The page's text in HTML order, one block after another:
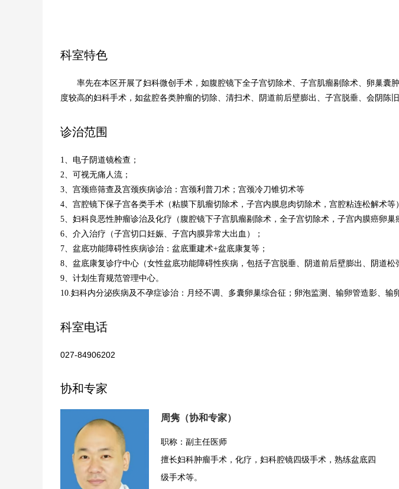
科室特色
率先在本区开展了妇科微创手术，如腹腔镜下全子宫切除术、子宫肌瘤剔除术、卵巢
度较高的妇科手术，如盆腔各类肿瘤的切除、清扫术、阴道前后壁膨出、子宫脱垂、会阴陈
诊治范围
1、电子阴道镜检查；
2、可视无痛人流；
3、宫颈癌筛查及宫颈疾病诊治：宫颈利普刀术；宫颈冷刀锥切术等
4、宫腔镜下保子宫各类手术（粘膜下肌瘤切除术，子宫内膜息肉切除术，宫腔粘连松解术等
5、妇科良恶性肿瘤诊治及化疗（腹腔镜下子宫肌瘤剔除术，全子宫切除术，子宫内膜癌卵
6、介入治疗（子宫切口妊娠、子宫内膜异常大出血）；
7、盆底功能障碍性疾病诊治：盆底重建术+盆底康复等；
8、盆底康复诊疗中心（女性盆底功能障碍性疾病，包括子宫脱垂、阴道前后壁膨出、阴道
9、计划生育规范管理中心。
10.妇科内分泌疾病及不孕症诊治：月经不调、多囊卵巢综合征；卵泡监测、输卵管造影、输
科室电话
027-84906202
协和专家
周隽（协和专家）
职称：副主任医师
擅长妇科肿瘤手术，化疗，妇科腔镜四级手术，熟练盆底四
级手术等。